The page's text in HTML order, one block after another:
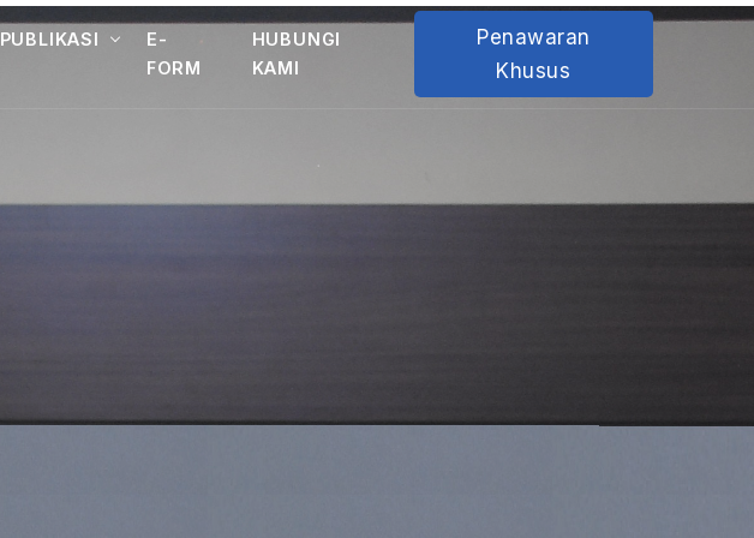
PUBLIKASI
E-
FORM
HUBUNGI
KAMI
Penawaran
Khusus